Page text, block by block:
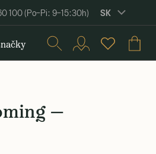
100 (Po–Pi: 9–15:30h) SK
—